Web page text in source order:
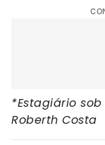
*Estagiário
Roberth Costa